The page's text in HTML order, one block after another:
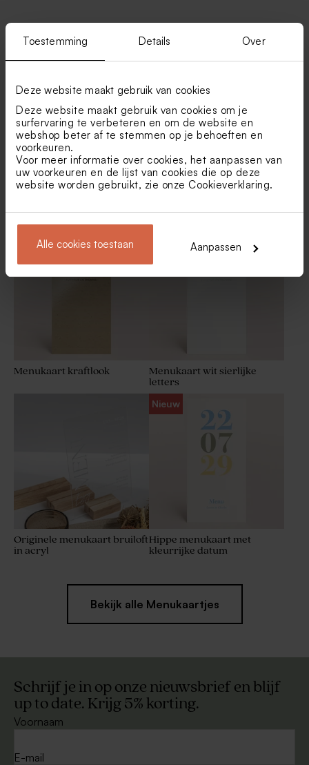
Toestemming Details Over
Deze website maakt gebruik van cookies
Deze website maakt gebruik van cookies om je
surfervaring te verbeteren en om de website en
webshop beter af te stemmen op je behoeften en
voorkeuren.
Voor meer informatie over cookies, het aanpassen van
uw voorkeuren en de lijst van cookies die op deze
website worden gebruikt, zie onze Cookieverklaring.
Alle cookies toestaan Aanpassen
Liggende acryl trouwkaart
Unieke trouwkaart met ovale
Originele pocketfold
trouwkaart met pochette in
kalkpapier en foto
namen in goudfolie
Menukaart kraftlook
Menukaart wit sierlijke
letters
Originele menukaart bruiloft
in acryl
Nieuw
Hippe menukaart met
kleurrijke datum
Bekijk alle Menukaartjes
Schrijf je in op onze nieuwsbrief en blijf
up to date. Krijg 5% korting.
Voornaam
E-mail